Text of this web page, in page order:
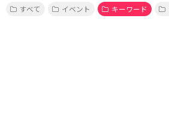
すべて
イベント キーワード